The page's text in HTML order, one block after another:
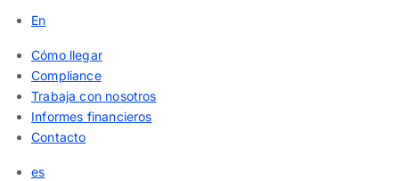
En
Cómo llegar
Compliance
Trabaja con nosotros
Informes financieros
Contacto
es